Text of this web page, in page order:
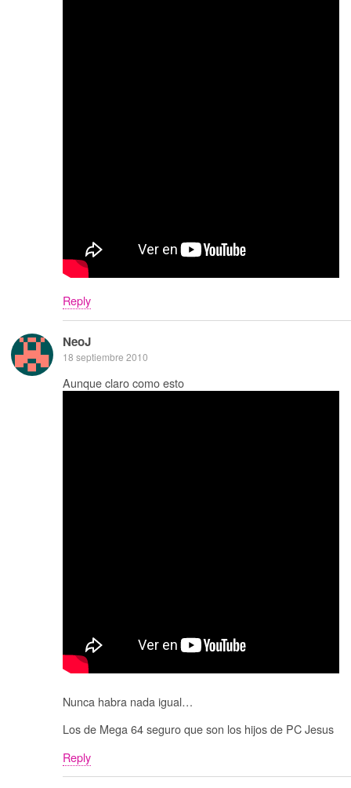
Reply
NeoJ
18 septiembre 2010
Aunque claro como esto
Nunca habra nada igual…
Los de Mega 64 seguro que son los hijos de PC Jesus
Reply